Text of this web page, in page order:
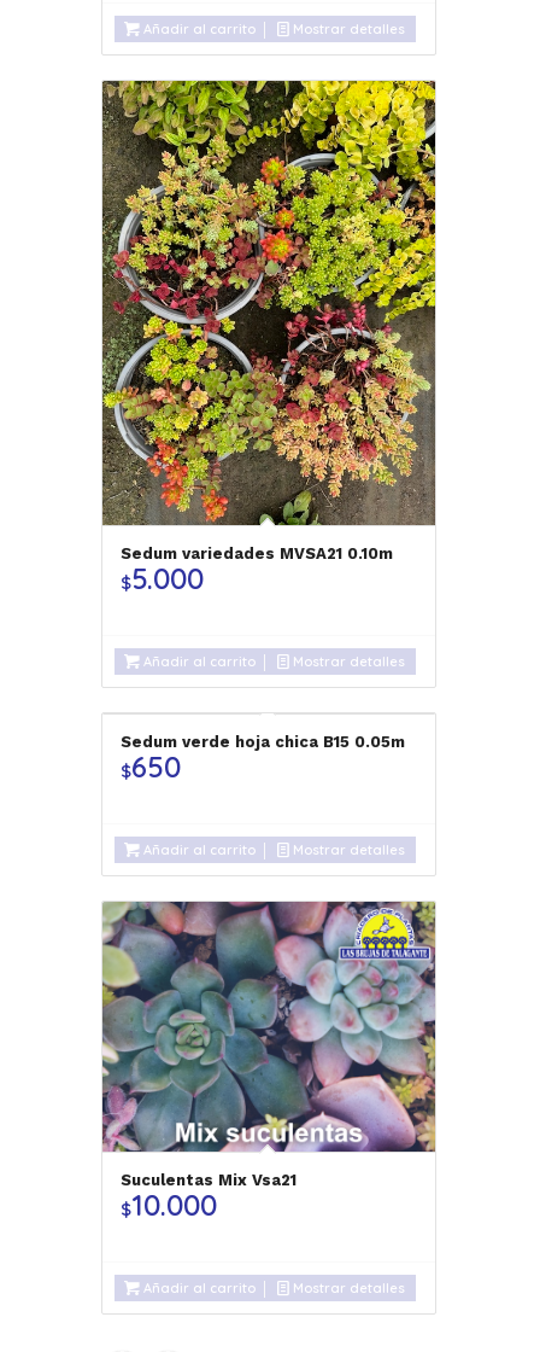
Añadir al carrito Mostrar detalles
Sedum variedades MVSA21 0.10m
$5.000
Añadir al carrito Mostrar detalles
Sedum verde hoja chica B15 0.05m
$650
Añadir al carrito Mostrar detalles
Suculentas Mix Vsa21
$10.000
Añadir al carrito Mostrar detalles